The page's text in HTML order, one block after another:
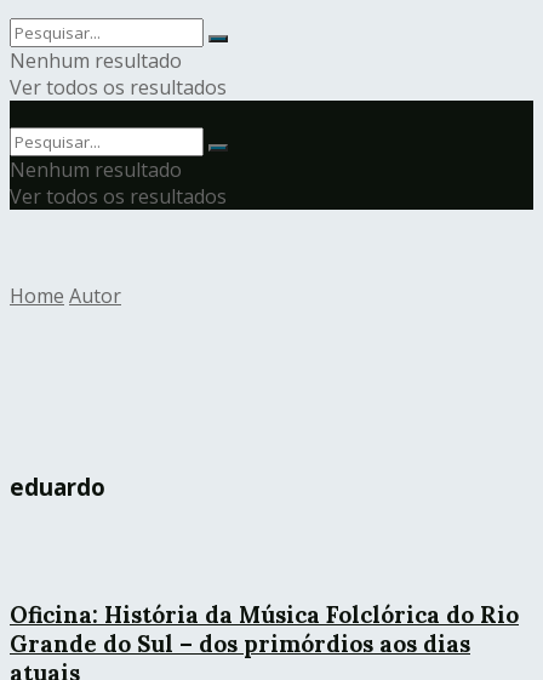
Nenhum resultado
Ver todos os resultados
Nenhum resultado
Ver todos os resultados
Home Autor
eduardo
Oficina: História da Música Folclórica do Rio
Grande do Sul – dos primórdios aos dias
atuais